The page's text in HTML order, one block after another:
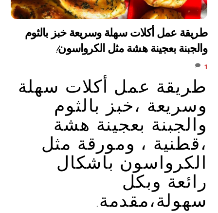
طريقة عمل أكلات سهلة وسريعة خبز بالثوم
والجبنة بعجينة هشة مثل الكرواسون!
1
طريقة عمل أكلات سهلة
وسريعة ،خبز بالثوم
والجبنة بعجينة هشة
،قطنية ، ومورقة مثل
الكرواسون باشكال
رائعة وبكل
سهولة،مقدمة.